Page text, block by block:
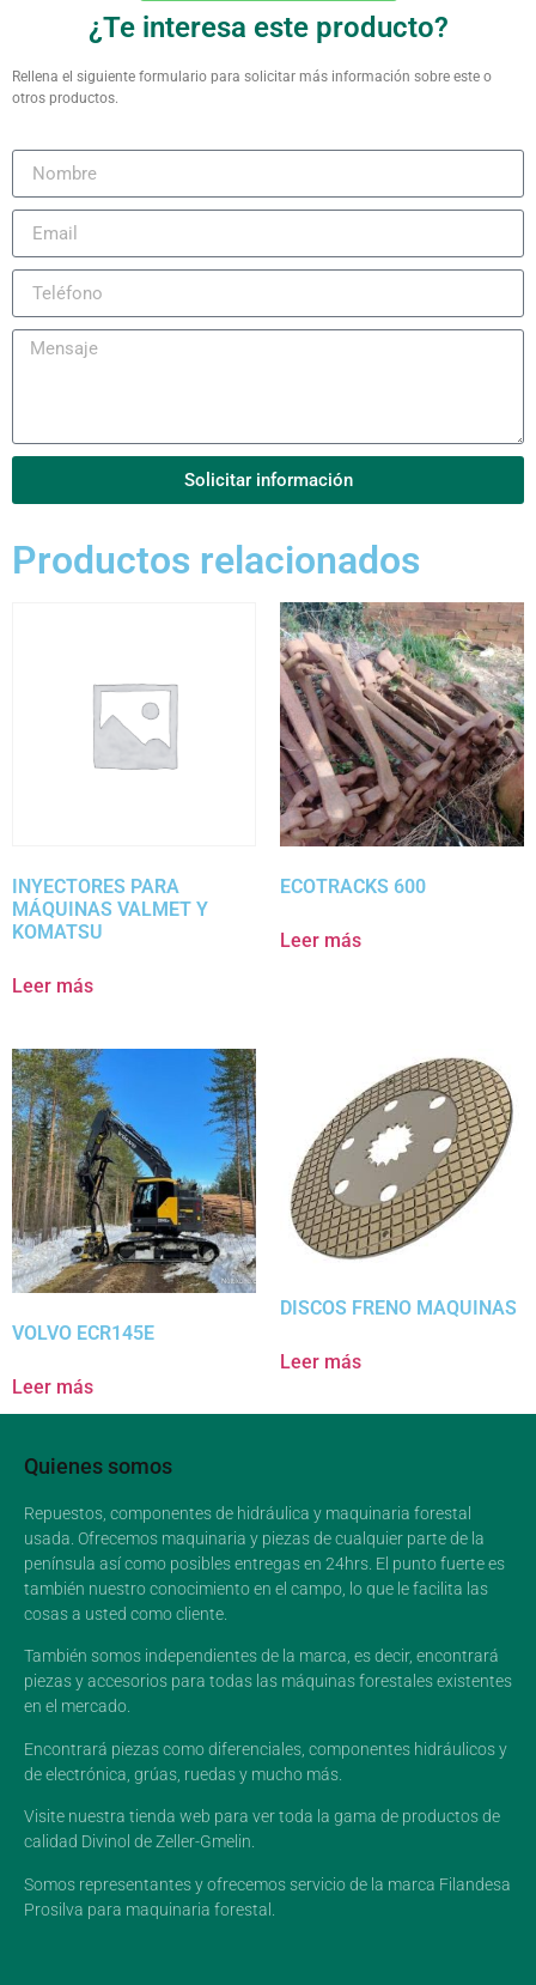
¿Te interesa este producto?
Rellena el siguiente formulario para solicitar más información sobre este o
otros productos.
Solicitar información
Productos relacionados
INYECTORES PARA
MÁQUINAS VALMET Y
KOMATSU
Leer más
ECOTRACKS 600
Leer más
VOLVO ECR145E
Leer más
DISCOS FRENO MAQUINAS
Leer más
Quienes somos
Repuestos, componentes de hidráulica y maquinaria forestal
usada. Ofrecemos maquinaria y piezas de cualquier parte de la
península así como posibles entregas en 24hrs. El punto fuerte es
también nuestro conocimiento en el campo, lo que le facilita las
cosas a usted como cliente.
También somos independientes de la marca, es decir, encontrará
piezas y accesorios para todas las máquinas forestales existentes
en el mercado.
Encontrará piezas como diferenciales, componentes hidráulicos y
de electrónica, grúas, ruedas y mucho más.
Visite nuestra tienda web para ver toda la gama de productos de
calidad Divinol de Zeller-Gmelin.
Somos representantes y ofrecemos servicio de la marca Filandesa
Prosilva para maquinaria forestal.